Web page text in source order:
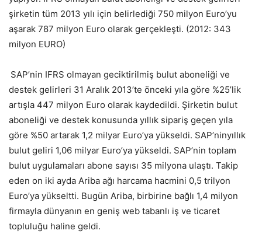
şirketin tüm 2013 yılı için belirlediği 750 milyon Euro’yu
aşarak 787 milyon Euro olarak gerçekleşti. (2012: 343
milyon EURO)
SAP’nin IFRS olmayan geciktirilmiş bulut aboneliği ve
destek gelirleri 31 Aralık 2013’te önceki yıla göre %25’lik
artışla 447 milyon Euro olarak kaydedildi. Şirketin bulut
aboneliği ve destek konusunda yıllık sipariş geçen yıla
göre %50 artarak 1,2 milyar Euro’ya yükseldi. SAP’ninyıllık
bulut geliri 1,06 milyar Euro’ya yükseldi. SAP’nin toplam
bulut uygulamaları abone sayısı 35 milyona ulaştı. Takip
eden on iki ayda Ariba ağı harcama hacmini 0,5 trilyon
Euro’ya yükseltti. Bugün Ariba, birbirine bağlı 1,4 milyon
firmayla dünyanın en geniş web tabanlı iş ve ticaret
topluluğu haline geldi.